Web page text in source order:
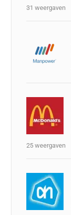
31 weergaven
25 weergaven